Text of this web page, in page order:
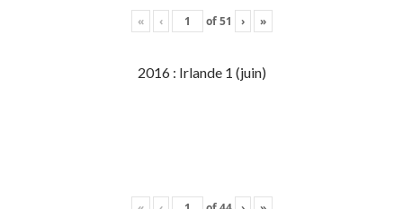
« ‹ of51 › »
2016 : Irlande 1 (juin)